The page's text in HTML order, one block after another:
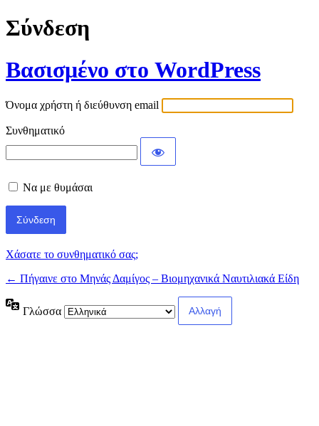
Σύνδεση
Βασισμένο στο WordPress
Όνομα χρήστη ή διεύθυνση email
Συνθηματικό
Να με θυμάσαι
Χάσατε το συνθηματικό σας;
← Πήγαινε στο Μηνάς Δαμίγος – Βιομηχανικά Ναυτιλιακά Είδη
Γλώσσα